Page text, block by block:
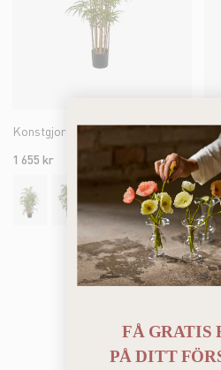
Konstgjord Bambu 180cm
1 655 kr
2
Du har sett 4 av 4
FÅ GRATIS
PÅDITT